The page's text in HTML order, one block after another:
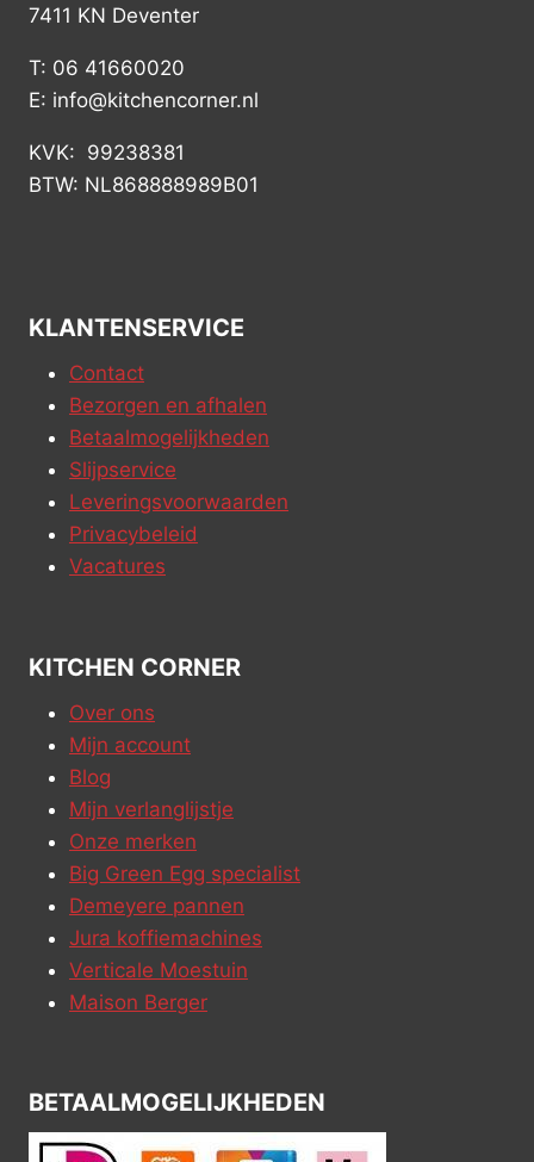
7411 KN Deventer
T: 06 41660020
E: info@kitchencorner.nl
KVK: 99238381
BTW: NL868888989B01
KLANTENSERVICE
Contact
Bezorgen en afhalen
Betaalmogelijkheden
Slijpservice
Leveringsvoorwaarden
Privacybeleid
Vacatures
KITCHEN CORNER
Over ons
Mijn account
Blog
Mijn verlanglijstje
Onze merken
Big Green Egg specialist
Demeyere pannen
Jura koffiemachines
Verticale Moestuin
Maison Berger
BETAALMOGELIJKHEDEN